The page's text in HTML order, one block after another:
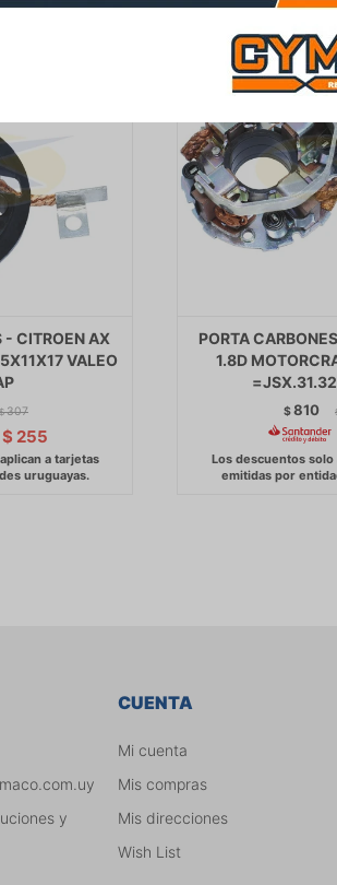
- CITROEN AX
VALEO
$ 307
$ 255
PORTA
1.8D
$810
y
CUENTA
Mi cuenta
Mis compras
Mis direcciones
Wish List